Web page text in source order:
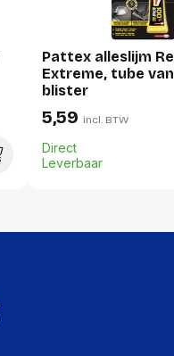
Pattex alleslijm
Extreme, tube
blister
5,59 incl. BTW
Direct
Leverbaar